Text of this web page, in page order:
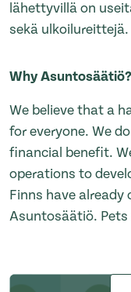
lähettyvillä on
sekä ulkoilureittejä.
Why Asuntosäätiö?
We believe that a
for everyone. We
financial benefit.
operations to
Finns have already
Asuntosäätiö. Pets